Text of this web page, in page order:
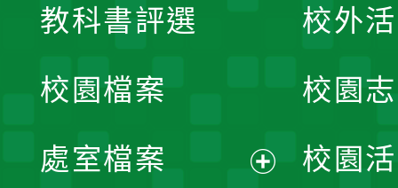
單
教科書評選
校園檔案
處室檔案
校外
校園
校園